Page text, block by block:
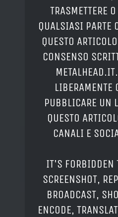
TRASMETTERE
QUALSIASI PARTE
QUESTO
CONSENSO
LIBERAMENTE
PUBBLICARE UN
QUESTO
CANALI E
IT'S FORBIDDEN
SCREENSHOT,
BROADCAST,
ENCODE,